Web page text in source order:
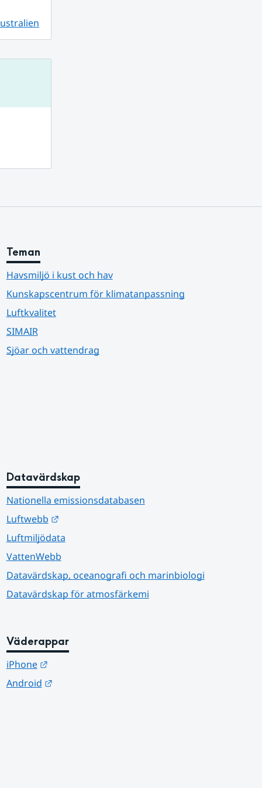
Teman
Havsmiljö i kust och hav
Kunskapscentrum för klimatanpassning
Luftkvalitet
SIMAIR
Sjöar och vattendrag
Datavärdskap
Nationella emissionsdatabasen
Luftwebb
Länk till annan webbplats.
Luftmiljödata
VattenWebb
Datavärdskap, oceanografi och marinbiologi
Datavärdskap för atmosfärkemi
Väderappar
iPhone
Länk till annan webbplats.
Android
Länk till annan webbplats.